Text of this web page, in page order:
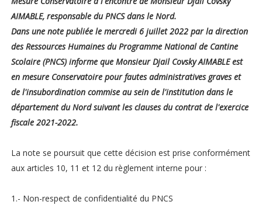
AIMABLE, responsable du PNCS dans le Nord.
Dans une note publiée le mercredi 6 juillet 2022 par la direction
des Ressources Humaines du Programme National de Cantine
Scolaire (PNCS) informe que Monsieur Djail Covsky AIMABLE est
en mesure Conservatoire pour fautes administratives graves et
de l'insubordination commise au sein de l'institution dans le
département du Nord suivant les clauses du contrat de l'exercice
fiscale 2021-2022.
La note se poursuit que cette décision est prise conformément
aux articles 10, 11 et 12 du règlement interne pour :
1.- Non-respect de confidentialité du PNCS